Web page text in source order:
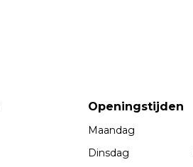
Openingstijden
Maandag
Dinsdag